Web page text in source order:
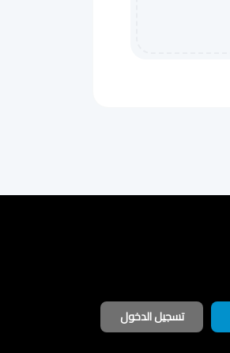
تسجيل الدخول